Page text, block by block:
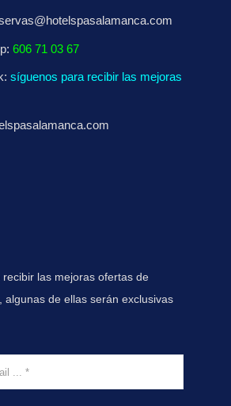
606 71 03 67
síguenos para recibir las mejoras
las mejoras ofertas de
algunas de ellas serán exclusivas